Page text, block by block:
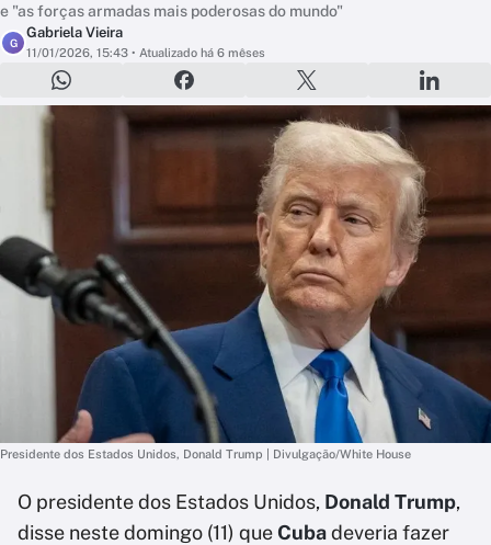
e "as forças armadas mais poderosas do mundo"
G
Gabriela Vieira
11/01/2026, 15:43 • Atualizado há 6 mêses
Presidente dos Estados Unidos, Donald Trump | Divulgação/White House
O presidente dos Estados Unidos, Donald Trump,
disse neste domingo (11) queCubadeveria fazer